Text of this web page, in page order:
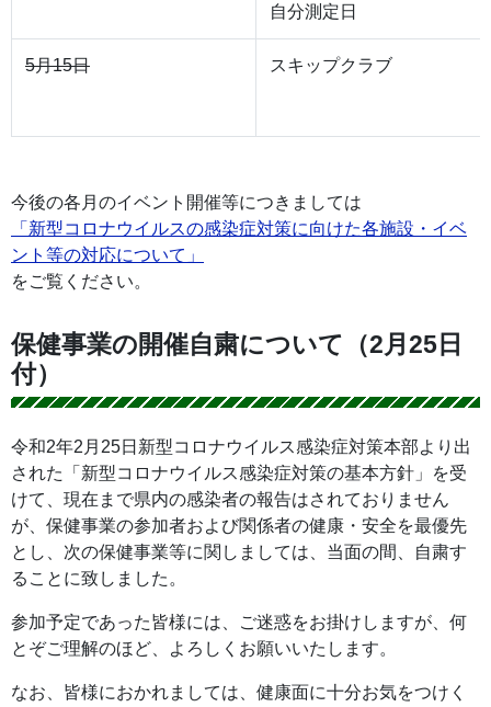
自分測定日
5月15日 スキップクラブ
今後の各月のイベント開催等につきましては
「新型コロナウイルスの感染症対策に向けた各施設・イベ
ント等の対応について」
をご覧ください。
保健事業の開催自粛について（2月25日
付）
令和2年2月25日新型コロナウイルス感染症対策本部より出
された「新型コロナウイルス感染症対策の基本方針」を受
けて、現在まで県内の感染者の報告はされておりません
が、保健事業の参加者および関係者の健康・安全を最優先
とし、次の保健事業等に関しましては、当面の間、自粛す
ることに致しました。
参加予定であった皆様には、ご迷惑をお掛けしますが、何
とぞご理解のほど、よろしくお願いいたします。
なお、皆様におかれましては、健康面に十分お気をつけく